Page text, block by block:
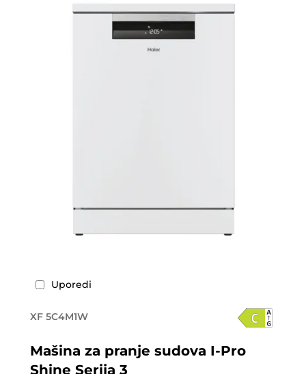
Uporedi
XF 5C4M1W
Mašina za pranje sudova I-Pro
Shine Serija 3